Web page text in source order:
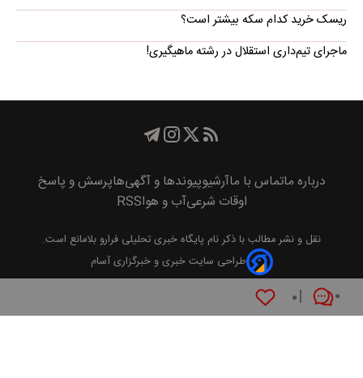
۰ ۰
ریسک خرید کدام سکه بیشتر است؟
ماجرای تیم‌داری استقلال در رشته ماهیگیری!
درباره ماتماس با ماآرشیوپیوند‌ها و آگهی‌هاپرسش و پاسخ
اوقات شرعیآب و هواRSS
نقل و نشر مطالب با ذکر نام پايگاه خبری تحليلی فرارو بلامانع است.
طراحی سایت خبری و خبرگزاری آسام